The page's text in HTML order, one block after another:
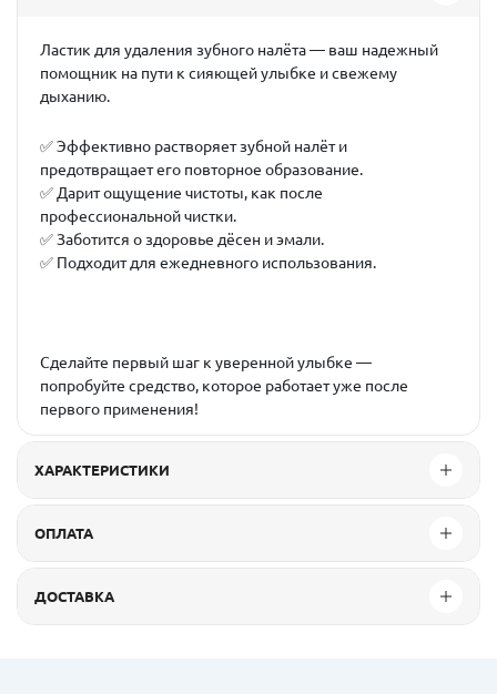
Ластик для удаления зубного налёта — ваш надежный
помощник на пути к сияющей улыбке и свежему
дыханию.
✅ Эффективно растворяет зубной налёт и
предотвращает его повторное образование.
✅ Дарит ощущение чистоты, как после
профессиональной чистки.
✅ Заботится о здоровье дёсен и эмали.
✅ Подходит для ежедневного использования.
Сделайте первый шаг к уверенной улыбке —
попробуйте средство, которое работает уже после
первого применения!
ХАРАКТЕРИСТИКИ
ОПЛАТА
ДОСТАВКА